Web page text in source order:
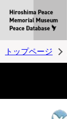
トップページ